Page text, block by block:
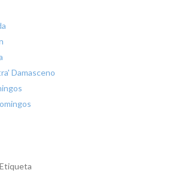
Damasceno